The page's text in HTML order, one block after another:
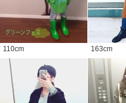
110cm 163cm